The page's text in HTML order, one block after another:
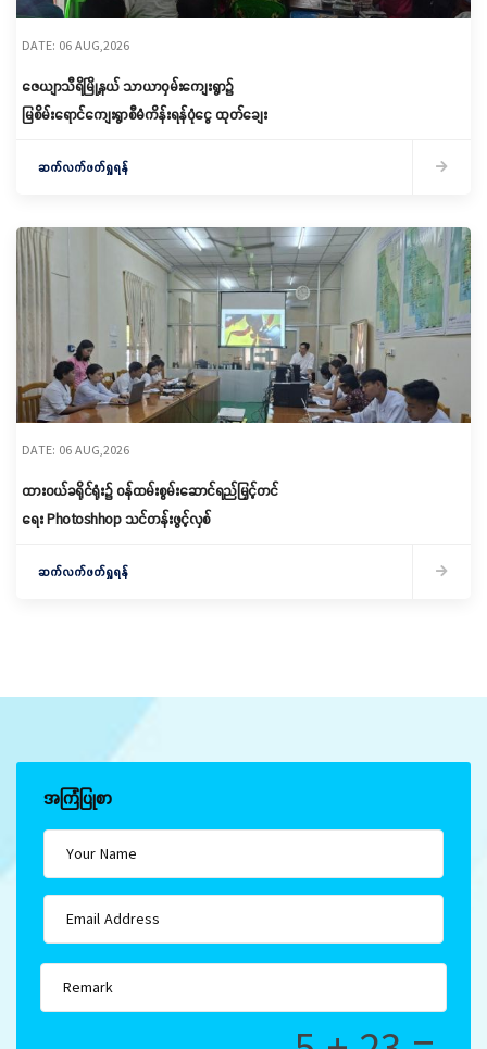
DATE: 06 AUG,2026
ဇေယျာသီရိမြို့နယ် သာယာဝှမ်းကျေးရွာ၌
မြစိမ်းရောင်ကျေးရွာစီမံကိန်းရန်ပုံငွေ ထုတ်ချေး
ဆက်လက်ဖတ်ရှုရန်
DATE: 06 AUG,2026
ထားဝယ်ခရိုင်ရုံး၌ ဝန်ထမ်းစွမ်းဆောင်ရည်မြှင့်တင်
ရေး Photoshhop သင်တန်းဖွင့်လှစ်
ဆက်လက်ဖတ်ရှုရန်
အကြံပြုစာ